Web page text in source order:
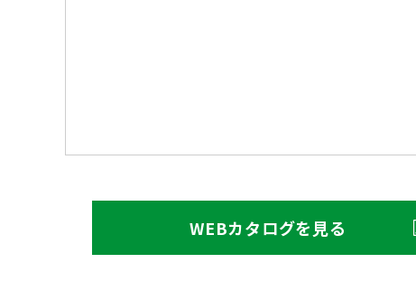
WEBカタログを見る